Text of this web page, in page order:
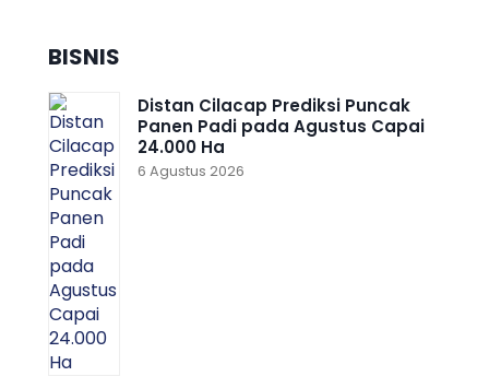
BISNIS
Distan Cilacap Prediksi Puncak
Panen Padi pada Agustus Capai
24.000 Ha
6 Agustus 2026